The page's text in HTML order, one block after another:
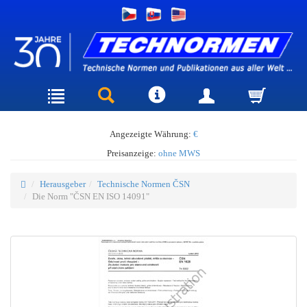
Angezeigte Währung: €
Preisanzeige: ohne MWS
Herausgeber
Technische Normen ČSN
Die Norm "ČSN EN ISO 14091"